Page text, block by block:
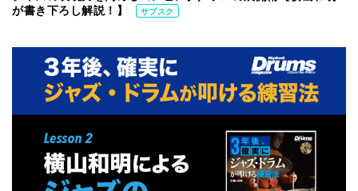
が書き下ろし解説！】
サブスク